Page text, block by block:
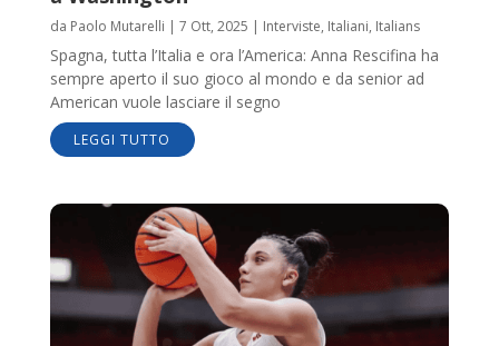
da Paolo Mutarelli | 7 Ott, 2025 | Interviste, Italiani, Italians
Spagna, tutta l’Italia e ora l’America: Anna Rescifina ha
sempre aperto il suo gioco al mondo e da senior ad
American vuole lasciare il segno
LEGGI TUTTO